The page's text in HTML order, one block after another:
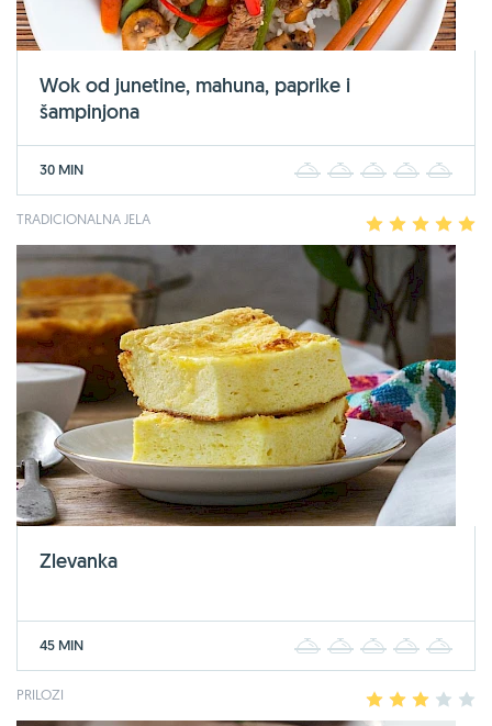
Wok od junetine, mahuna, paprike i
šampinjona
30 MIN 2 3 4
TRADICIONALNA JELA 2 3 4
Zlevanka
45 MIN 2 3 4
PRILOZI 2 3 4